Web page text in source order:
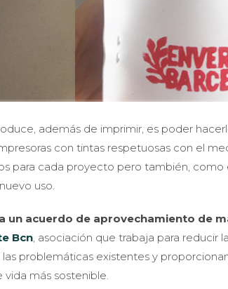
además de imprimir, es poder
con tintas respetuosas con el
para cada proyecto pero también, como
uso.
un acuerdo de aprovechamiento de
Bcn , asociación que trabaja para reducir
problemáticas existentes y
más sostenible.